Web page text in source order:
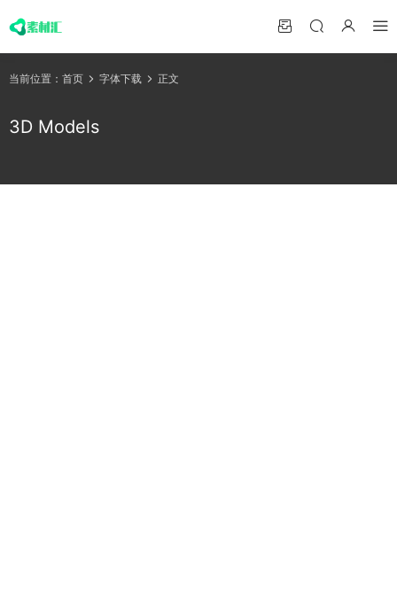
当前位置： 首页 字体下载 正文
3D Models